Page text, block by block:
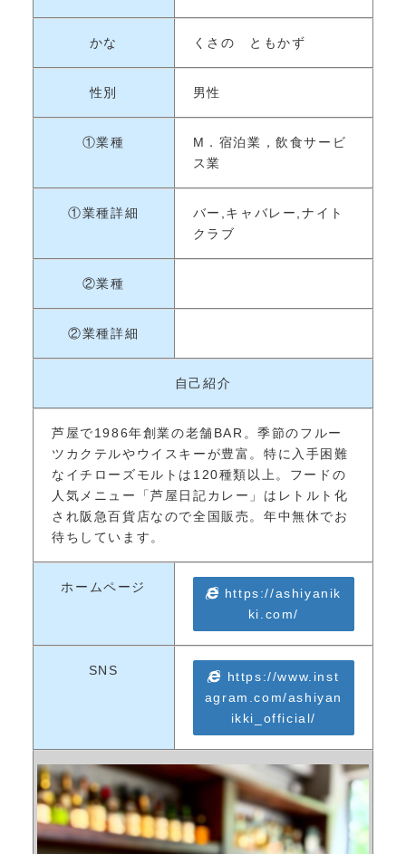
かな くさの ともかず
性別 男性
①業種
M．宿泊業，飲食サービ
ス業
①業種詳細
バー,キャバレー,ナイト
クラブ
②業種
②業種詳細
自己紹介
芦屋で1986年創業の老舗BAR。季節のフルー
ツカクテルやウイスキーが豊富。特に入手困難
なイチローズモルトは120種類以上。フードの
人気メニュー「芦屋日記カレー」はレトルト化
され阪急百貨店なので全国販売。年中無休でお
待ちしています。
ホームページ
https://ashiyanik
ki.com/
SNS
https://www.inst
agram.com/ashiyan
ikki_official/